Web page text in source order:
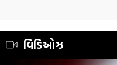
વિડિઓઝ